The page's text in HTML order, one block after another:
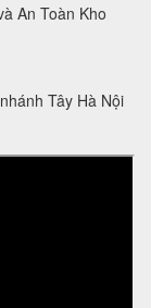
An Toàn Kho
Tây Hà Nội